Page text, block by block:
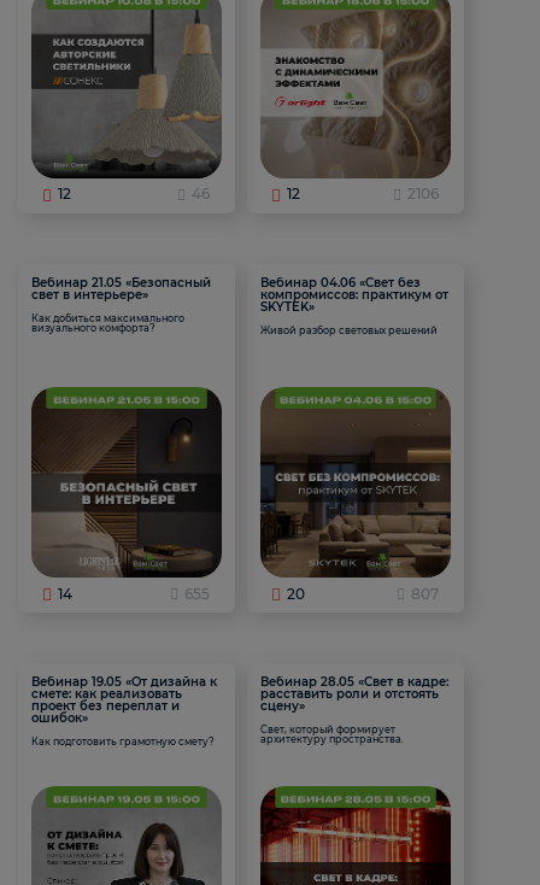
12 46 12 2106
Вебинар 21.05 «Безопасный
свет в интерьере»
Как добиться максимального
визуального комфорта?
14 655
Вебинар 04.06 «Свет без
компромиссов: практикум от
SKYTEK»
Живой разбор световых решений
20 807
Вебинар 19.05 «От дизайна к
смете: как реализовать
проект без переплат и
ошибок»
Как подготовить грамотную смету?
Вебинар 28.05 «Свет в кадре:
расставить роли и отстоять
сцену»
Свет, который формирует
архитектуру пространства.